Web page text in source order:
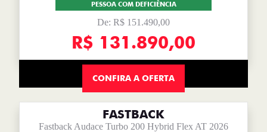
PESSOA COM DEFICIÊNCIA
De: R$ 151.490,00
R$ 131.890,00
CONFIRA A OFERTA
FASTBACK
Fastback Audace Turbo 200 Hybrid Flex AT 2026